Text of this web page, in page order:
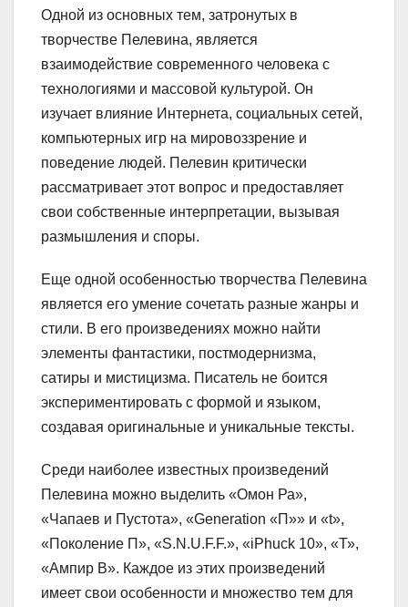
Одной из основных тем, затронутых в
творчестве Пелевина, является
взаимодействие современного человека с
технологиями и массовой культурой. Он
изучает влияние Интернета, социальных сетей,
компьютерных игр на мировоззрение и
поведение людей. Пелевин критически
рассматривает этот вопрос и предоставляет
свои собственные интерпретации, вызывая
размышления и споры.
Еще одной особенностью творчества Пелевина
является его умение сочетать разные жанры и
стили. В его произведениях можно найти
элементы фантастики, постмодернизма,
сатиры и мистицизма. Писатель не боится
экспериментировать с формой и языком,
создавая оригинальные и уникальные тексты.
Среди наиболее известных произведений
Пелевина можно выделить «Омон Ра»,
«Чапаев и Пустота», «Generation «П»» и «t»,
«Поколение П», «S.N.U.F.F.», «iPhuck 10», «Т»,
«Ампир В». Каждое из этих произведений
имеет свои особенности и множество тем для